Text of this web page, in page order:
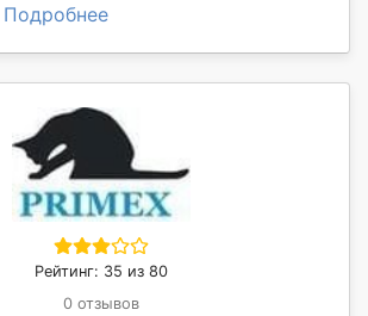
Подробнее
Рейтинг: 35 из 80
0 отзывов